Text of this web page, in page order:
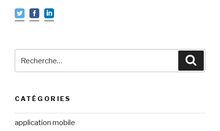
pour
CATÉGORIES
application mobile